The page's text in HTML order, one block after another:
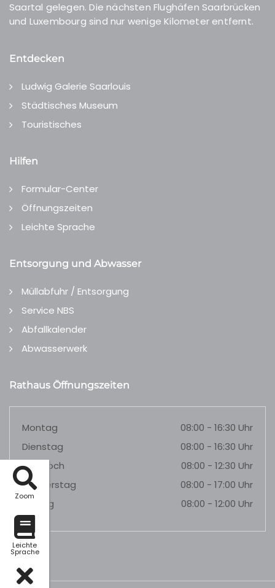
Zoom
Leichte
Sprache
Saartal gelegen. Die nächsten Flughäfen Saarbrücken
und Luxembourg sind nur wenige Kilometer entfernt.
Entdecken
Ludwig Galerie Saarlouis
Städtisches Museum
Touristisches
Hilfen
Formular-Center
Öffnungszeiten
Leichte Sprache
Entsorgung und Abwasser
Müllabfuhr / Entsorgung
Service NBS
Abfallkalender
Abwasserwerk
Rathaus Öffnungszeiten
Montag
08:00 - 16:30 Uhr
Dienstag
08:00 - 16:30 Uhr
Mittwoch
08:00 - 12:30 Uhr
Donnerstag
08:00 - 17:00 Uhr
Freitag
08:00 - 12:00 Uhr